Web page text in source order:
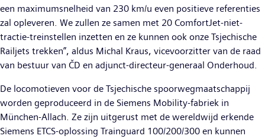
een maximumsnelheid van 230 km/u even positieve referenties
zal opleveren. We zullen ze samen met 20 ComfortJet-niet-
tractie-treinstellen inzetten en ze kunnen ook onze Tsjechische
Railjets trekken”, aldus Michal Kraus, vicevoorzitter van de raad
van bestuur van ČD en adjunct-directeur-generaal Onderhoud.
De locomotieven voor de Tsjechische spoorwegmaatschappij
worden geproduceerd in de Siemens Mobility-fabriek in
München-Allach. Ze zijn uitgerust met de wereldwijd erkende
Siemens ETCS-oplossing Trainguard 100/200/300 en kunnen